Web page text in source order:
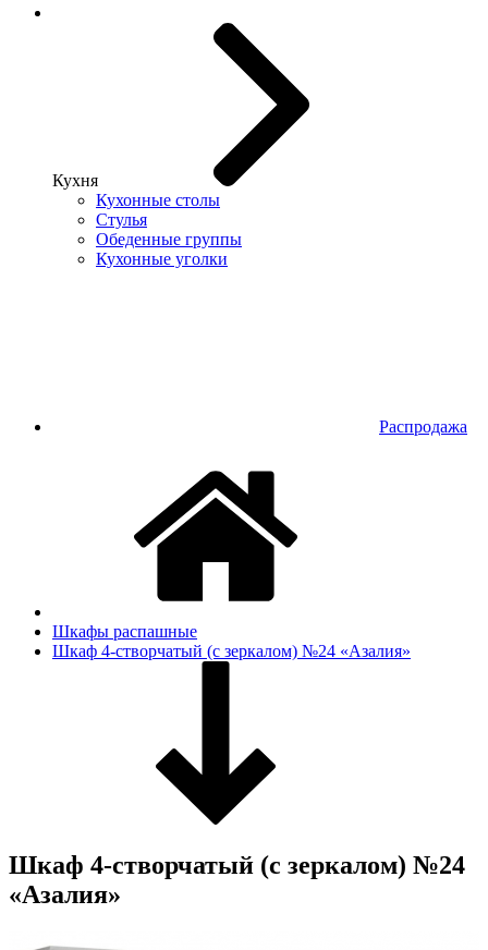
Кухня
Кухонные столы
Стулья
Обеденные группы
Кухонные уголки
Распродажа
Шкафы распашные
Шкаф 4-створчатый (с зеркалом) №24 «Азалия»
Шкаф 4-створчатый (с зеркалом) №24
«Азалия»